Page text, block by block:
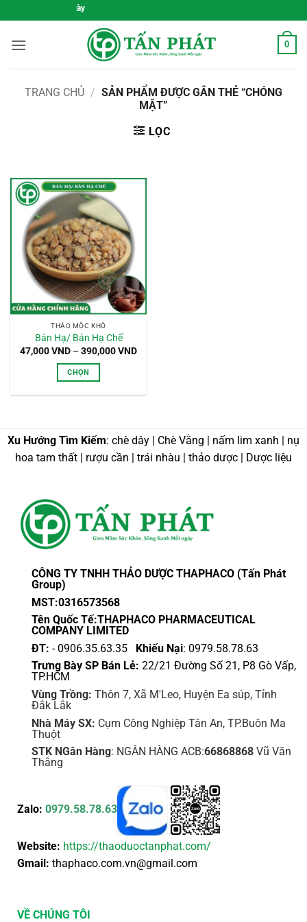
qua
nội
Xanh Mỗi Ngày
0
TRANG CHỦ / SẢN PHẨM ĐƯỢC GẮN THẺ “CHÓNG
MẶT”
LỌC
THẢO MỘC KHÔ
Bán Hạ/ Bán Hạ Chế
47,000VND – 390,000VNDKhoảng
390,000 VND
CHỌN
nhiều
biến
chọn
có
chọn
trang
sản
phẩm
Xu Hướng Tìm Kiếm: chè dây | Chè Vằng | nấm lim xanh | nụ
hoa tam thất | rượu cần | trái nhàu | thảo dược | Dược liệu
CÔNG TY TNHH THẢO DƯỢC THAPHACO (Tấn Phát
Group)
MST:0316573568
Tên Quốc Tế:THAPHACO PHARMACEUTICAL
COMPANY LIMITED
ĐT: - 0906.35.63.35 Khiếu Nại: 0979.58.78.63
Trưng Bày SP Bán Lẻ: 22/21 Đường Số 21, P8 Gò Vấp,
TP.HCM
Vùng Trồng: Thôn 7, Xã M'Leo, Huyện Ea súp, Tỉnh
Đắk Lắk
Nhà Máy SX: Cụm Công Nghiệp Tân An, TP.Buôn Ma
Thuột
STK NGân Hàng: NGÂN HÀNG ACB:66868868Vũ Văn
Thắng
Zalo: 0979.58.78.63
Website: https://thaoduoctanphat.com/
Gmail: thaphaco.com.vn@gmail.com
VỀ CHÚNG TÔI